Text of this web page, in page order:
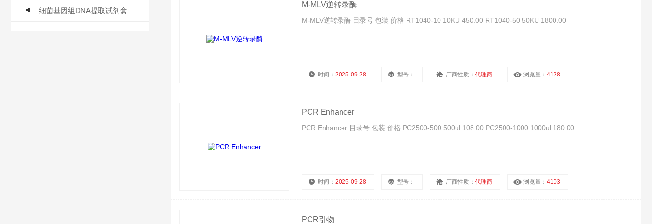
细菌基因组DNA提取试剂盒
M-MLV逆转录酶
M-MLV逆转录酶 目录号 包装 价格 RT1040-10 10KU 450.00 RT1040-50 50KU 1800.00
时间：2025-09-28 型号： 厂商性质：代理商 浏览量：4128
PCR Enhancer
PCR Enhancer 目录号 包装 价格 PC2500-500 500ul 108.00 PC2500-1000 1000ul 180.00
时间：2025-09-28 型号： 厂商性质：代理商 浏览量：4103
PCR引物